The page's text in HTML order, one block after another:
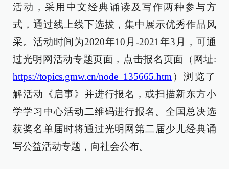
活动，采用中文经典诵读及写作两种参与方
式，通过线上线下选拔，集中展示优秀作品风
采。活动时间为2020年10月-2021年3月，可通
过光明网活动专题页面，点击报名页面（网址:
https://topics.gmw.cn/node_135665.htm ）浏览了
解活动《启事》并进行报名，或扫描新东方小
学学习中心活动二维码进行报名。全国总决选
获奖名单届时将通过光明网第二届少儿经典诵
写公益活动专题，向社会公布。